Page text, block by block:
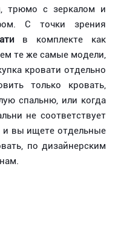
трюмо с зеркалом и
С точки зрения
в комплекте как
те же самые модели,
кровати отдельно
только кровать,
спальню, или когда
не соответствует
и вы ищете отдельные
по дизайнерским